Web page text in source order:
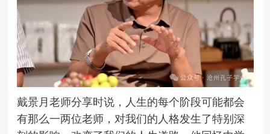
戴景月老师分享时说，人生的每个阶段可能都会
有那么一两位老师，对我们的人格发生了特别深